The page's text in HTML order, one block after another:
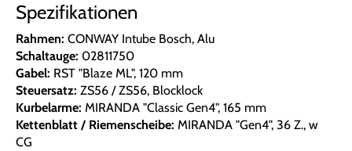
Spezifikationen
Rahmen: CONWAY Intube Bosch, Alu
Schaltauge: 02811750
Gabel: RST "Blaze ML", 120 mm
Steuersatz: ZS56 / ZS56, Blocklock
Kurbelarme: MIRANDA "Classic Gen4", 165 mm
Kettenblatt / Riemenscheibe: MIRANDA "Gen4", 36 Z., w
CG